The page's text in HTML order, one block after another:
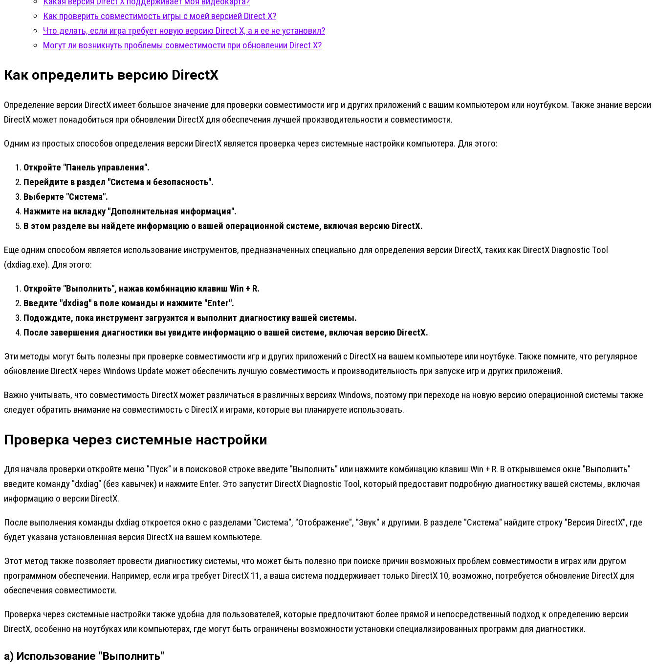
Как проверить совместимость игры с моей версией Direct X?
Что делать, если игра требует новую версию Direct X, а я ее не установил?
Могут ли возникнуть проблемы совместимости при обновлении Direct X?
Как определить версию DirectX
Определение версии DirectX имеет большое значение для проверки совместимости игр и других приложений с вашим компьютером или ноутбуком. Также знание версии
DirectX может понадобиться при обновлении DirectX для обеспечения лучшей производительности и совместимости.
Одним из простых способов определения версии DirectX является проверка через системные настройки компьютера. Для этого:
Откройте "Панель управления".
Перейдите в раздел "Система и безопасность".
Выберите "Система".
Нажмите на вкладку "Дополнительная информация".
В этом разделе вы найдете информацию о вашей операционной системе, включая версию DirectX.
Еще одним способом является использование инструментов, предназначенных специально для определения версии DirectX, таких как DirectX Diagnostic Tool
(dxdiag.exe). Для этого:
Откройте "Выполнить", нажав комбинацию клавиш Win + R.
Введите "dxdiag" в поле команды и нажмите "Enter".
Подождите, пока инструмент загрузится и выполнит диагностику вашей системы.
После завершения диагностики вы увидите информацию о вашей системе, включая версию DirectX.
Эти методы могут быть полезны при проверке совместимости игр и других приложений с DirectX на вашем компьютере или ноутбуке. Также помните, что регулярное
обновление DirectX через Windows Update может обеспечить лучшую совместимость и производительность при запуске игр и других приложений.
Важно учитывать, что совместимость DirectX может различаться в различных версиях Windows, поэтому при переходе на новую версию операционной системы также
следует обратить внимание на совместимость с DirectX и играми, которые вы планируете использовать.
Проверка через системные настройки
Для начала проверки откройте меню "Пуск" и в поисковой строке введите "Выполнить" или нажмите комбинацию клавиш Win + R. В открывшемся окне "Выполнить"
введите команду "dxdiag" (без кавычек) и нажмите Enter. Это запустит DirectX Diagnostic Tool, который предоставит подробную диагностику вашей системы, включая
информацию о версии DirectX.
После выполнения команды dxdiag откроется окно с разделами "Система", "Отображение", "Звук" и другими. В разделе "Система" найдите строку "Версия DirectX", где
будет указана установленная версия DirectX на вашем компьютере.
Этот метод также позволяет провести диагностику системы, что может быть полезно при поиске причин возможных проблем совместимости в играх или другом
программном обеспечении. Например, если игра требует DirectX 11, а ваша система поддерживает только DirectX 10, возможно, потребуется обновление DirectX для
обеспечения совместимости.
Проверка через системные настройки также удобна для пользователей, которые предпочитают более прямой и непосредственный подход к определению версии
DirectX, особенно на ноутбуках или компьютерах, где могут быть ограничены возможности установки специализированных программ для диагностики.
а) Использование "Выполнить"